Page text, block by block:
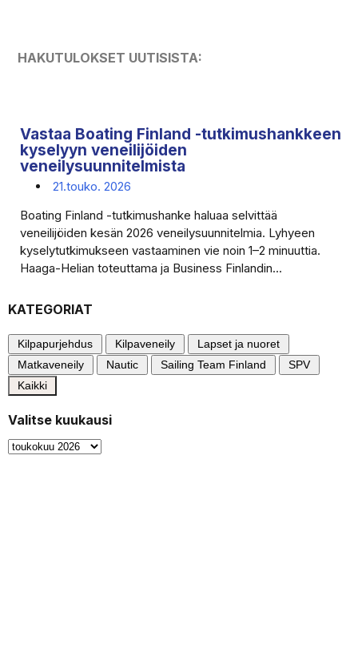
HAKUTULOKSET UUTISISTA:
Vastaa Boating Finland -tutkimushankkeen
kyselyyn veneilijöiden
veneilysuunnitelmista
21.touko. 2026
Boating Finland -tutkimushanke haluaa selvittää
veneilijöiden kesän 2026 veneilysuunnitelmia. Lyhyeen
kyselytutkimukseen vastaaminen vie noin 1–2 minuuttia.
Haaga-Helian toteuttama ja Business Finlandin...
KATEGORIAT
Kilpapurjehdus Kilpaveneily
Lapset ja nuoret
Matkaveneily
Nautic Sailing Team Finland
SPV
Kaikki
Valitse kuukausi